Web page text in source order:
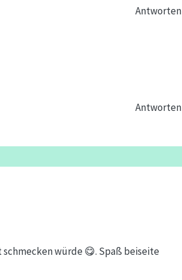
Antworten
Antworten
würde 😋. Spaß beiseite